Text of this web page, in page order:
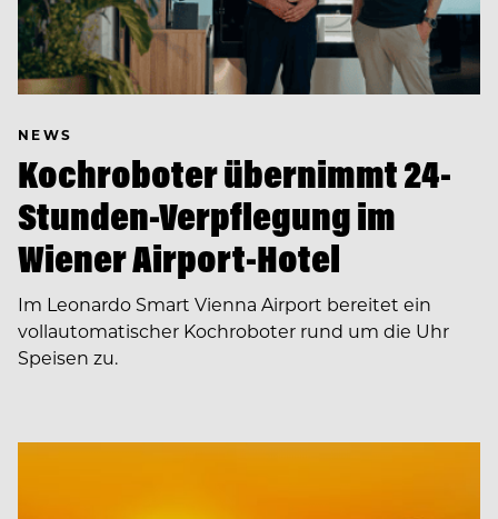
NEWS
Kochroboter übernimmt 24-
Stunden-Verpflegung im
Wiener Airport-Hotel
Im Leonardo Smart Vienna Airport bereitet ein
vollautomatischer Kochroboter rund um die Uhr
Speisen zu.